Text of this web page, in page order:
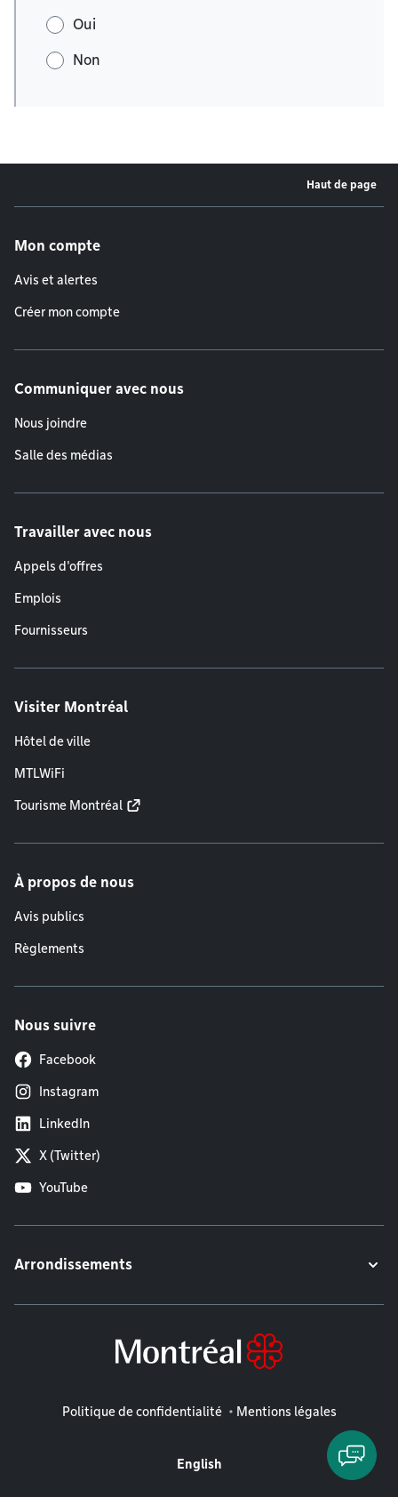
Oui
Non
Haut de page
Mon compte
Avis et alertes
Créer mon compte
Communiquer avec nous
Nous joindre
Salle des médias
Travailler avec nous
Appels d'offres
Emplois
Fournisseurs
Visiter Montréal
Hôtel de ville
MTLWiFi
Tourisme Montréal
À propos de nous
Avis publics
Règlements
Nous suivre
Facebook
Instagram
LinkedIn
X (Twitter)
YouTube
Arrondissements
Mentions légales
Politique de confidentialité Mentions légales
English